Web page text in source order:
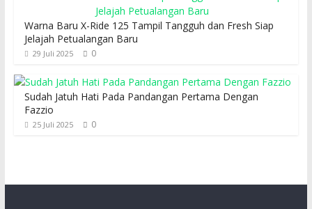
Warna Baru X-Ride 125 Tampil Tangguh dan Fresh Siap
Jelajah Petualangan Baru
29 Juli 2025 0
Sudah Jatuh Hati Pada Pandangan Pertama Dengan
Fazzio
25 Juli 2025 0